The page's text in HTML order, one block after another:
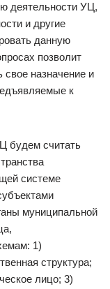
деятельности УЦ,
и другие
данную
позволит
назначение и
к
будем считать
системе
муниципальной
1)
структура;
лицо; 3)